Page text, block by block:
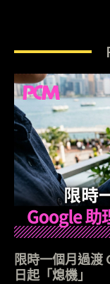
限時一個月過
日起「熄機」